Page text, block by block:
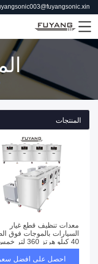
المنتجات
معدات تنظيف قطع غيار
السيارات بالموجات فوق
40 كيلو هرتز 360 لتر
خزانات
احصل على افضل سعر